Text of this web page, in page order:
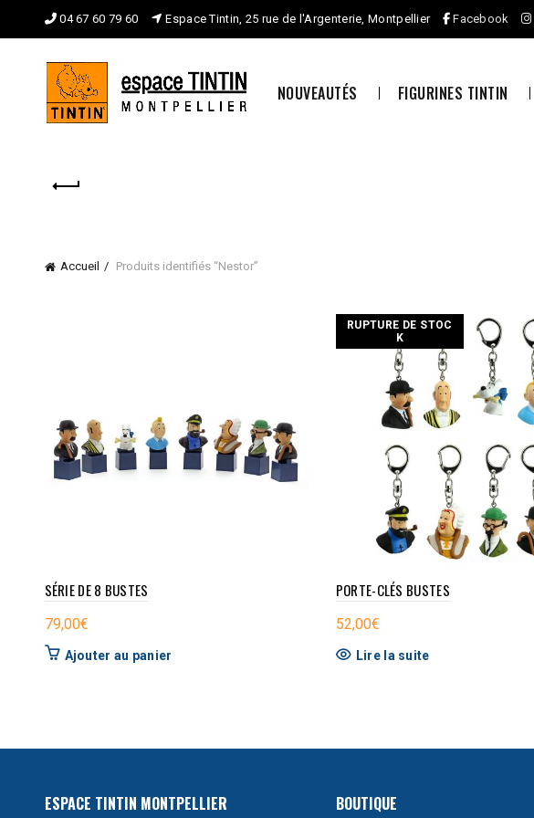
04 67 60 79 60 Espace Tintin, 25 rue de l'Argenterie, Montpellier Facebook
NOUVEAUTÉS FIGURINES TINTIN
Accueil Produits identifiés “Nestor”
SÉRIE DE 8 BUSTES
79,00€
Ajouter au panier
RUPTURE DE STOC
K
PORTE-CLÉS BUSTES
52,00€
Lire la suite
ESPACE TINTIN MONTPELLIER BOUTIQUE